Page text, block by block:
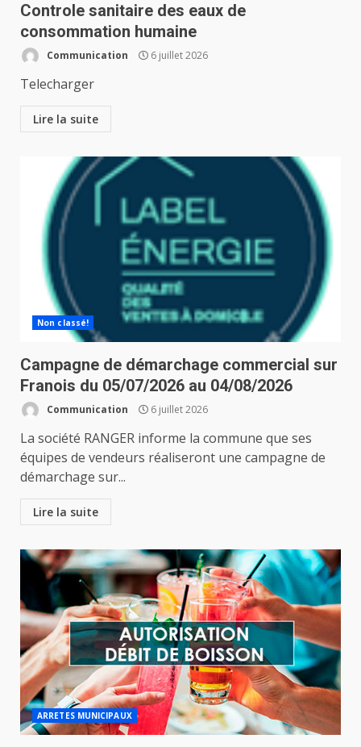
Controle sanitaire des eaux de
consommation humaine
Communication 6 juillet 2026
Telecharger
Lire la suite
Non classé!
Campagne de démarchage commercial sur
Franois du 05/07/2026 au 04/08/2026
Communication 6 juillet 2026
La société RANGER informe la commune que ses
équipes de vendeurs réaliseront une campagne de
démarchage sur...
Lire la suite
ARRETES MUNICIPAUX